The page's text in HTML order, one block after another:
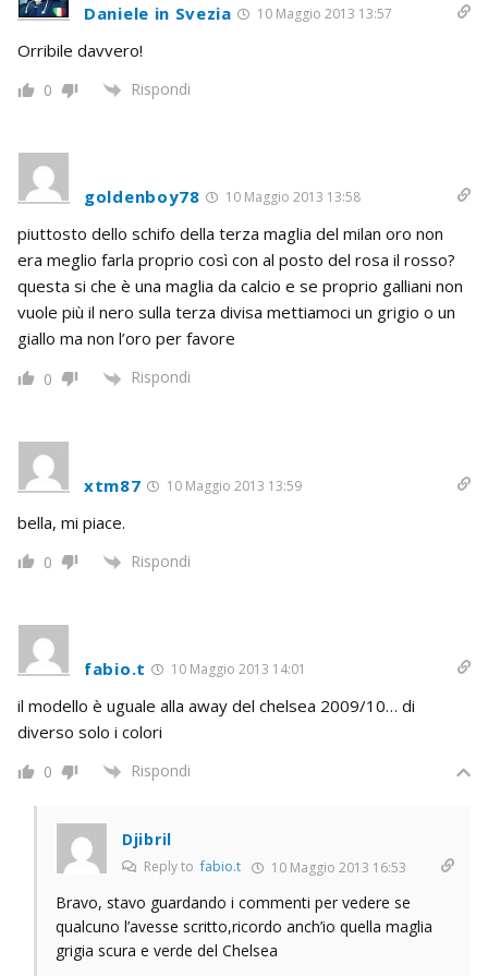
Daniele in Svezia 10 Maggio 2013 13:57
Orribile davvero!
0 Rispondi
goldenboy78 10 Maggio 2013 13:58
piuttosto dello schifo della terza maglia del milan oro non
era meglio farla proprio così con al posto del rosa il rosso?
questa si che è una maglia da calcio e se proprio galliani non
vuole più il nero sulla terza divisa mettiamoci un grigio o un
giallo ma non l’oro per favore
0 Rispondi
xtm87 10 Maggio 2013 13:59
bella, mi piace.
0 Rispondi
fabio.t 10 Maggio 2013 14:01
il modello è uguale alla away del chelsea 2009/10… di
diverso solo i colori
0 Rispondi
Djibril
Reply tofabio.t 10 Maggio 2013 16:53
Bravo, stavo guardando i commenti per vedere se
qualcuno l’avesse scritto,ricordo anch’io quella maglia
grigia scura e verde del Chelsea